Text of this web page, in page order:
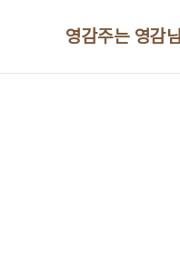
영감주는 영감님